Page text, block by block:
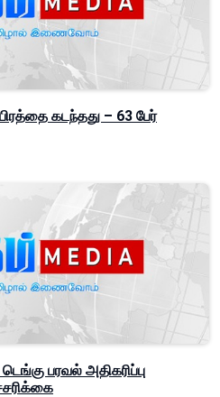
கடந்தது – 63 பேர்
பரவல் அதிகரிப்பு